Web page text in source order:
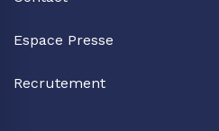
Espace Presse
Recrutement